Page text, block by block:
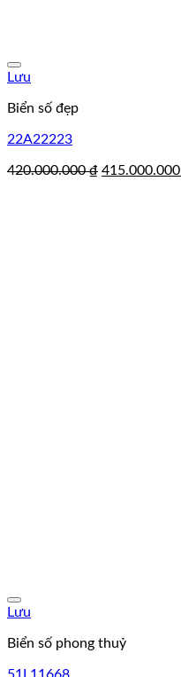
Lưu
Biển số đẹp
22A22223
420.000.000₫ Giá
415.000.000
Lưu
Biển số phong thuỷ